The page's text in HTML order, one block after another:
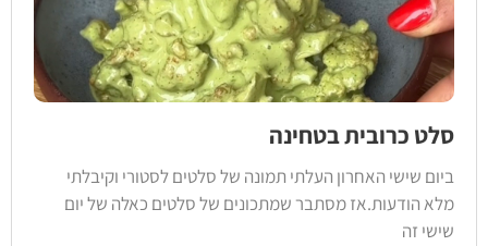
סלט כרובית בטחינה
ביום שישי האחרון העלתי תמונה של סלטים לסטורי וקיבלתי
מלא הודעות.אז מסתבר שמתכונים של סלטים כאלה של יום
שישי זה